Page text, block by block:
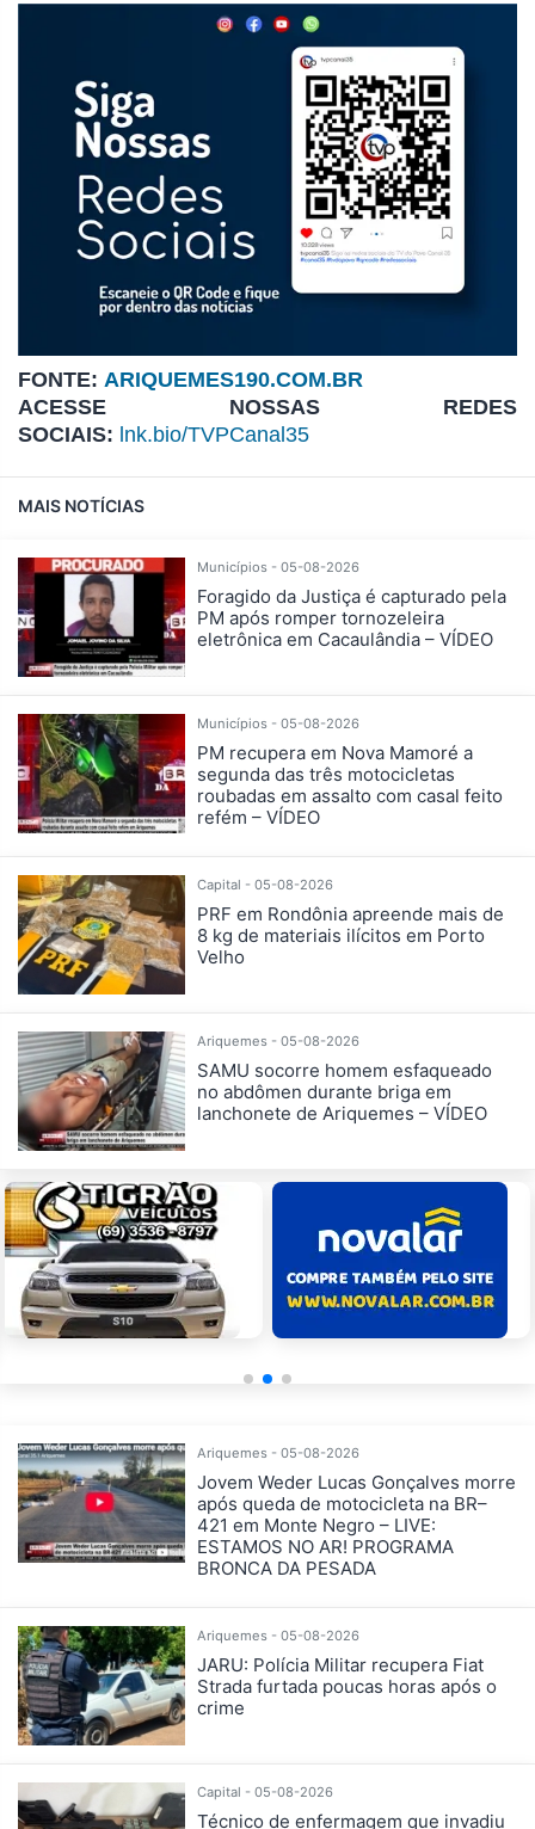
FONTE: ARIQUEMES190.COM.BR
ACESSE NOSSAS REDES
SOCIAIS: lnk.bio/TVPCanal35
MAIS NOTÍCIAS
Municípios - 05-08-2026
Foragido da Justiça é capturado pela
PM após romper tornozeleira
eletrônica em Cacaulândia – VÍDEO
Municípios - 05-08-2026
PM recupera em Nova Mamoré a
segunda das três motocicletas
roubadas em assalto com casal feito
refém – VÍDEO
Capital - 05-08-2026
PRF em Rondônia apreende mais de
8 kg de materiais ilícitos em Porto
Velho
Ariquemes - 05-08-2026
SAMU socorre homem esfaqueado
no abdômen durante briga em
lanchonete de Ariquemes – VÍDEO
Ariquemes - 05-08-2026
Jovem Weder Lucas Gonçalves morre
após queda de motocicleta na BR–
421 em Monte Negro – LIVE:
ESTAMOS NO AR! PROGRAMA
BRONCA DA PESADA
Ariquemes - 05-08-2026
JARU: Polícia Militar recupera Fiat
Strada furtada poucas horas após o
crime
Capital - 05-08-2026
Técnico de enfermagem que invadiu